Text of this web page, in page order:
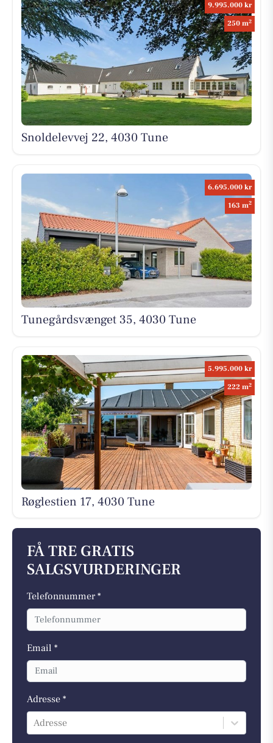
9.995.000 kr
250 m2
Snoldelevvej 22, 4030 Tune
6.695.000 kr
163 m2
Tunegårdsvænget 35, 4030 Tune
5.995.000 kr
222 m2
Røglestien 17, 4030 Tune
FÅ TRE GRATIS
SALGSVURDERINGER
Telefonnummer *
Email *
Adresse *
Adresse